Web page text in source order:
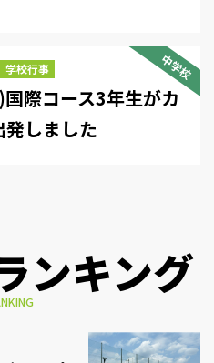
中学校
学校行事
際コース3年生がカ
発しました
ンキング